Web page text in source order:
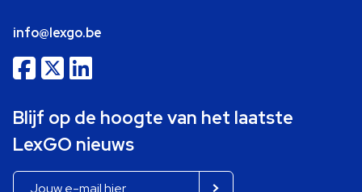
info@lexgo.be
Blijf op de hoogte van het laatste
LexGO nieuws